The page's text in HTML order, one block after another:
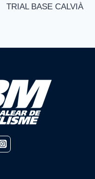
TRIAL BASE CALVIÀ